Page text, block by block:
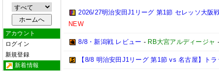
アカウント
ログイン
新規登録
新着情報
2026/27明治安田J1リーグ 第1節 セレッソ大阪
NEW
8/8・新潟戦 レビュー - RB大宮アルディージャ
【8/8 明治安田J1リーグ 第1節 vs 名古屋】ト